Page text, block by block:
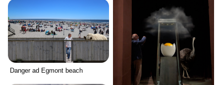
Danger ad Egmont beach